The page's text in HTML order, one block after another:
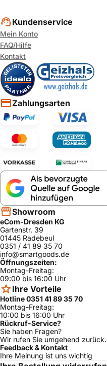
Kundenservice
Mein Konto
FAQ/Hilfe
Kontakt
Zahlungsarten
Showroom
eCom-Dresden KG
Gartenstr. 39
01445 Radebeul
0351 / 41 89 35 70
info@smartgoods.de
Öffnungszeiten:
Montag-Freitag:
09:00 bis 16:00 Uhr
Ihre Vorteile
Hotline 0351 41 89 35 70
Montag-Freitag:
10:00 bis 16:00 Uhr
Rückruf-Service?
Sie haben Fragen?
Wir rufen Sie umgehend zurück.
Feedback & Kontakt
Ihre Meinung ist uns wichtig